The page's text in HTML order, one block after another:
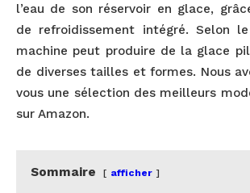
l’eau de son réservoir en glace,
de refroidissement intégré. Selon
machine peut produire de la glace
de diverses tailles et formes. Nous
vous une sélection des meilleurs
sur Amazon.
Sommaire afficher